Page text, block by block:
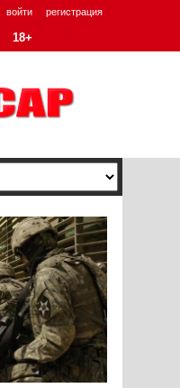
войти регистрация
18+